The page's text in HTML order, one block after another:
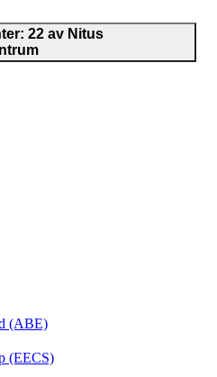
22 av Nitus
(ABE)
(EECS)